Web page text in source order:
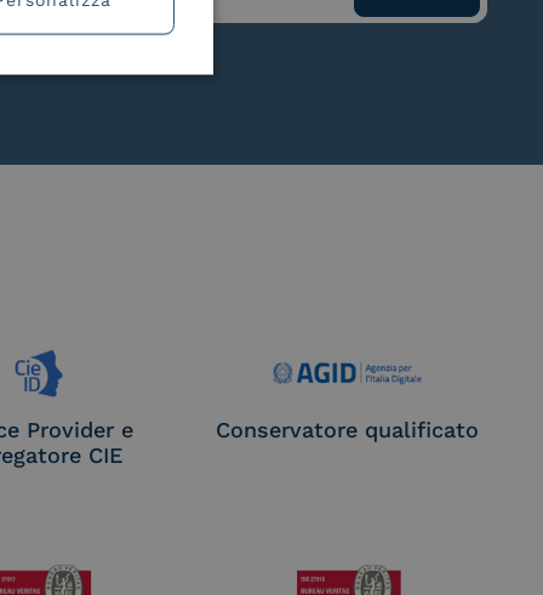
Provider e
CIE
Conservatore qualificato